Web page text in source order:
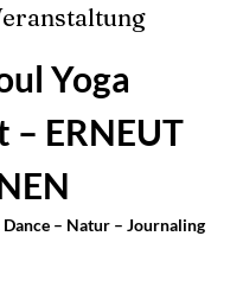
Yoga
– ERNEUT
Dance – Natur – Journaling